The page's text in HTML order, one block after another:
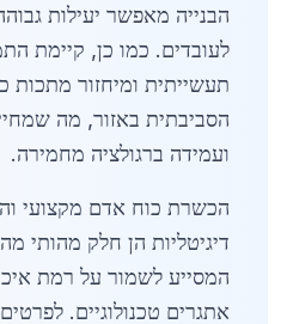
הבנייה מאפשר יעילות
לעובדים. כמו כן, קיימת
תעשייתית ומיחזור מתכות
הסביבתית באזור, מה
ועמידה ברגולציה מחמירה.
הכשרת כוח אדם מקצועי
דיגיטליות הן חלק מהותי
המסייע לשמור על רמת
אתגרים טכנולוגיים.